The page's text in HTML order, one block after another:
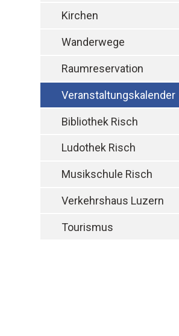
Kirchen
Wanderwege
Raumreservation
Veranstaltungskalender
Bibliothek Risch
Ludothek Risch
Musikschule Risch
Verkehrshaus Luzern
Tourismus